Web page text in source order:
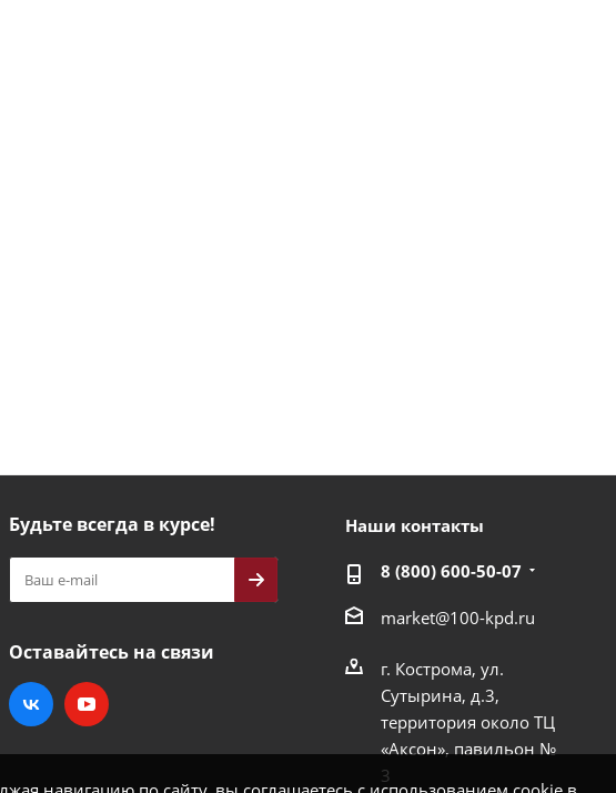
Будьте всегда в курсе!
Оставайтесь на связи
Наши контакты
8 (800) 600-50-07
market@100-kpd.ru
г. Кострома, ул.
Сутырина, д.3,
территория около ТЦ
«Аксон», павильон №
3